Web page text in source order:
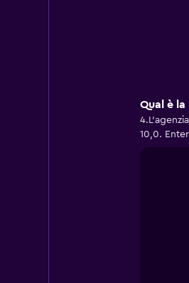
Qual è
10,0.